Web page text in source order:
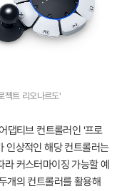
젝트 리오나르도'
댑티브 컨트롤러인 '프로
인상적인 해당 컨트롤러는
라 커스터마이징 가능할 예
개의 컨트롤러를 활용해